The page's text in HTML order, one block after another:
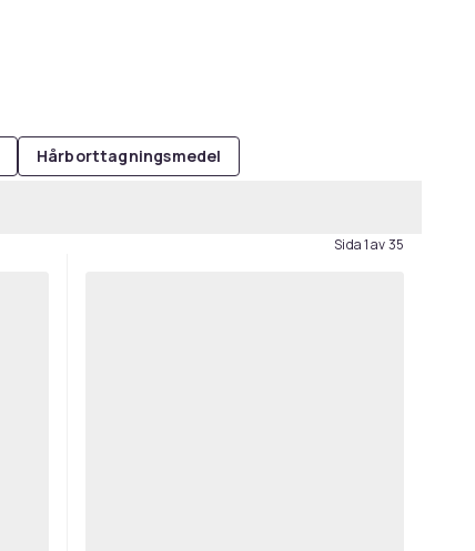
Hårborttagningsmedel
Sida 1 av 35